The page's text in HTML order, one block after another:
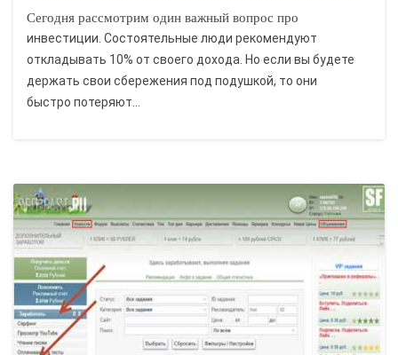
Сегодня рассмотрим один важный вопрос про
инвестиции. Состоятельные люди рекомендуют
откладывать 10% от своего дохода. Но если вы будете
держать свои сбережения под подушкой, то они
быстро потеряют...